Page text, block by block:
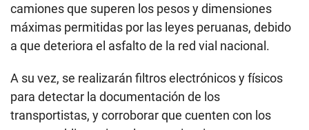
camiones que superen los pesos y dimensiones
máximas permitidas por las leyes peruanas, debido
a que deteriora el asfalto de la red vial nacional.
A su vez, se realizarán filtros electrónicos y físicos
para detectar la documentación de los
transportistas, y corroborar que cuenten con los